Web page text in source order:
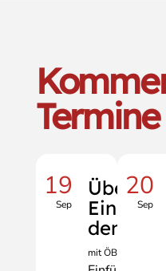
Termine
19
Sep
den
mit ÖBR-
20
Sep